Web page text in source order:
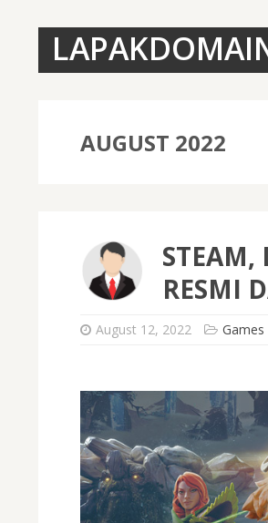
AUGUST 2022
STEAM,
RESMI
August 12, 2022 Games